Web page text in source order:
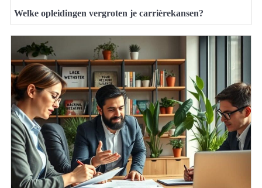
Welke opleidingen vergroten je carrièrekansen?